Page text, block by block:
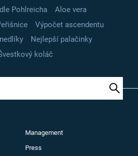
Pohlreicha
Aloe vera
Výpočet ascendentu
Nejlepší palačinky
koláč
Management
Press